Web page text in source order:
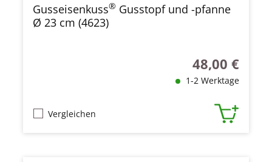
Gusseisenkuss® Gusstopf und -pfanne
Ø 23 cm (4623)
Regulärer Preis:
48,00 €
1-2 Werktage
Vergleichen